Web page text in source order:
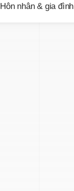
Hôn nhân & gia đình